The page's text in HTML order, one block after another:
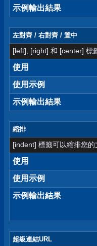
示例輸出結果
左對齊 / 右對齊 / 置中
[left], [right] 和 [center] 標
使用
使用示例
示例輸出結果
縮排
[indent] 標籤可以縮排您的
使用
使用示例
示例輸出結果
超級連結URL